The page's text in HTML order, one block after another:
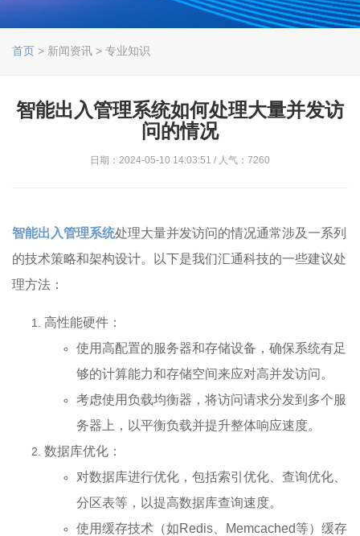
首页 > 新闻资讯 > 专业知识
智能出入管理系统如何处理大量并发访
问的情况
日期：2024-05-10 14:03:51 / 人气：7260
智能出入管理系统处理大量并发访问的情况通常涉及一系列
的技术策略和架构设计。以下是我们汇通科技的一些建议处
理方法：
高性能硬件：
使用高配置的服务器和存储设备，确保系统有足
够的计算能力和存储空间来应对高并发访问。
考虑使用负载均衡器，将访问请求分发到多个服
务器上，以平衡负载并提升整体响应速度。
数据库优化：
对数据库进行优化，包括索引优化、查询优化、
分区表等，以提高数据库查询速度。
使用缓存技术（如Redis、Memcached等）缓存